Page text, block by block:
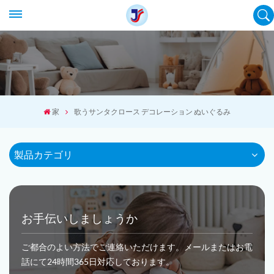
家 歌うサンタクロース デコレーション ぬいぐるみ
製品カテゴリ
お手伝いしましょうか
ご都合のよい方法でご連絡いただけます。メールまたはお電
話にて24時間365日対応しております。